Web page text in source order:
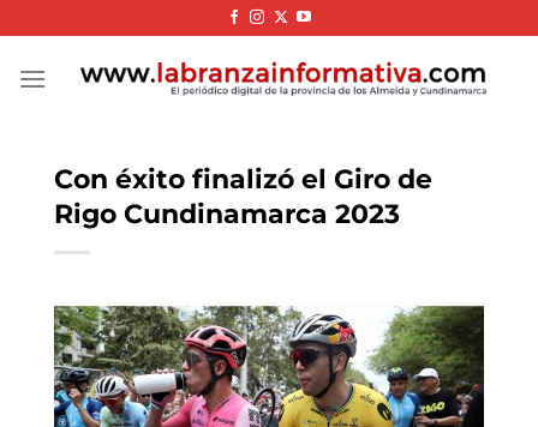
to
content
Con éxito finalizó el Giro de
Rigo Cundinamarca 2023